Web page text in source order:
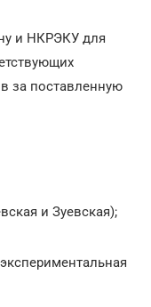
и НКРЭКУ для
за поставленную
и Зуевская);